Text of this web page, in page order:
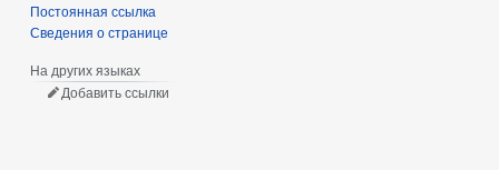
Постоянная ссылка
Сведения о странице
На других языках
Добавить ссылки